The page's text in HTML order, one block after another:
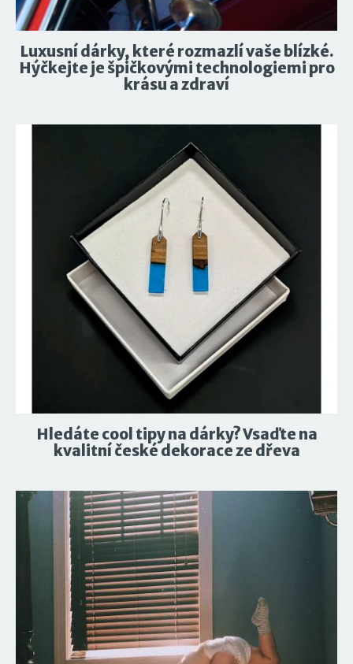
Luxusní dárky, které rozmazlí vaše blízké.
Hýčkejte je špičkovými technologiemi pro
krásu a zdraví
Hledáte cool tipy na dárky? Vsaďte na
kvalitní české dekorace ze dřeva